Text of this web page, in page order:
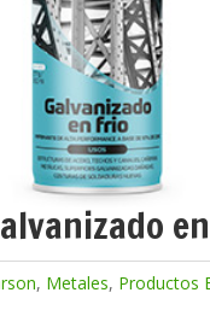
, Metales, Productos